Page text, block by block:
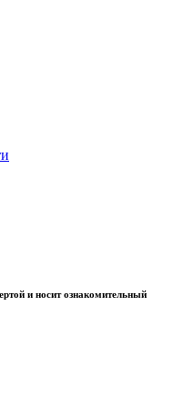
и носит ознакомительный